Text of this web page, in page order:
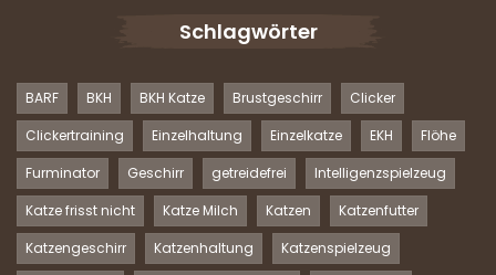
Schlagwörter
BARF BKH BKH Katze Brustgeschirr
Clicker
Clickertraining
Einzelhaltung Einzelkatze EKH
Flöhe
Furminator
Geschirr getreidefrei
Intelligenzspielzeug
Katze frisst nicht
Katze Milch Katzen
Katzenfutter
Katzengeschirr
Katzenhaltung
Katzenspielzeug